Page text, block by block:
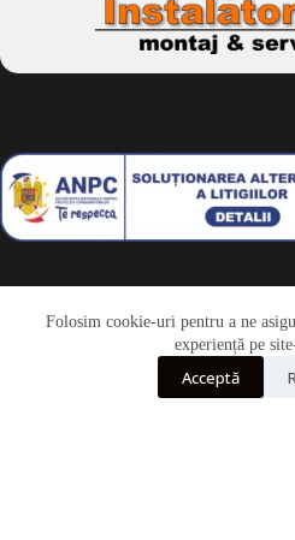
Folosim cookie-uri pentru a ne
experiență pe
Acceptă
Drepturi de autor © 2026 - Dkbike.ro